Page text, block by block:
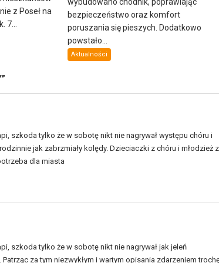
z Poseł na
7...
bezpieczeństwo oraz komfort
poruszania się pieszych. Dodatkowo
powstało...
Aktualności
”
szkoda tylko że w sobotę nikt nie nagrywał występu chóru i
jak zabrzmiały kolędy. Dzieciaczki z chóru i młodzież z
dla miasta
szkoda tylko że w sobotę nikt nie nagrywał jak jeleń
za tym niezwykłym i wartym opisania zdarzeniem